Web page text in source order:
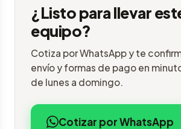
¿Listo para llevar
equipo?
Cotiza por WhatsApp y te
envío y formas de pago en
de lunes a domingo.
Cotizar por WhatsApp